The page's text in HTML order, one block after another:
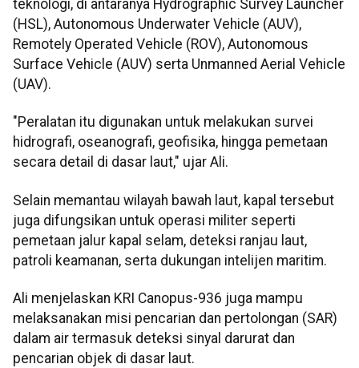
teknologi, di antaranya Hydrographic Survey Launcher
(HSL), Autonomous Underwater Vehicle (AUV),
Remotely Operated Vehicle (ROV), Autonomous
Surface Vehicle (AUV) serta Unmanned Aerial Vehicle
(UAV).
"Peralatan itu digunakan untuk melakukan survei
hidrografi, oseanografi, geofisika, hingga pemetaan
secara detail di dasar laut," ujar Ali.
Selain memantau wilayah bawah laut, kapal tersebut
juga difungsikan untuk operasi militer seperti
pemetaan jalur kapal selam, deteksi ranjau laut,
patroli keamanan, serta dukungan intelijen maritim.
Ali menjelaskan KRI Canopus-936 juga mampu
melaksanakan misi pencarian dan pertolongan (SAR)
dalam air termasuk deteksi sinyal darurat dan
pencarian objek di dasar laut.